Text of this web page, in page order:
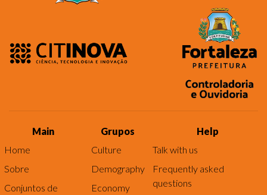
Main
Home
Sobre
Conjuntos de
Grupos
Culture
Demography
Economy
Help
Talk with us
Frequently asked
questions